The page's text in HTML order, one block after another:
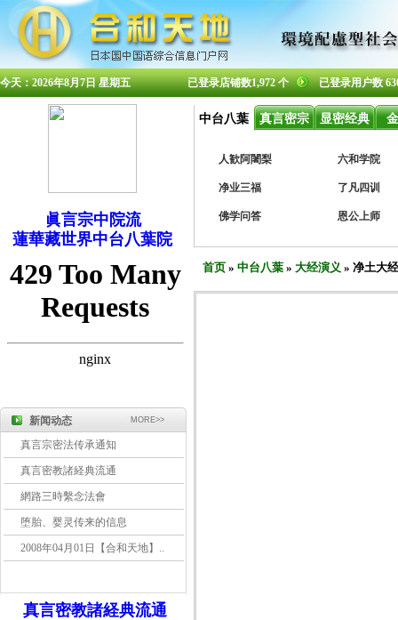
今天：2026年8月7日 星期五 已登录店铺数1,972 个 已登录用户数
中台八葉 真言密宗 显密经典
人歓阿闍梨 六和学院
净业三福 了凡四训
佛学问答 恩公上师
首页 » 中台八葉 » 大经演义 » 净土大
眞言宗中院流
蓮華藏世界中台八葉院
新闻动态 MORE>>
真言宗密法传承通知
真言密教諸経典流通
網路三時繫念法會
堕胎、婴灵传来的信息
2008年04月01日【合和天地】..
真言密教諸経典流通